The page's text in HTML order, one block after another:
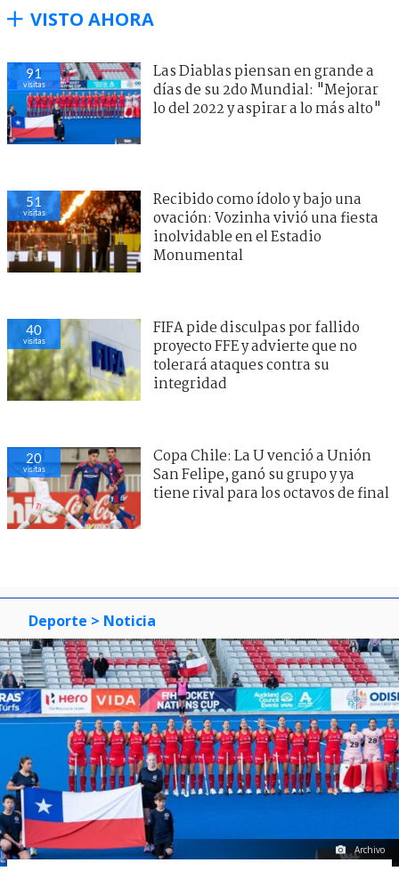
VISTO AHORA
91
visitas
Las Diablas piensan en grande a
días de su 2do Mundial: "Mejorar
lo del 2022 y aspirar a lo más alto"
51
visitas
Recibido como ídolo y bajo una
ovación: Vozinha vivió una fiesta
inolvidable en el Estadio
Monumental
40
visitas
FIFA pide disculpas por fallido
proyecto FFE y advierte que no
tolerará ataques contra su
integridad
20
visitas
Copa Chile: La U venció a Unión
San Felipe, ganó su grupo y ya
tiene rival para los octavos de final
Deporte > Noticia
Archivo